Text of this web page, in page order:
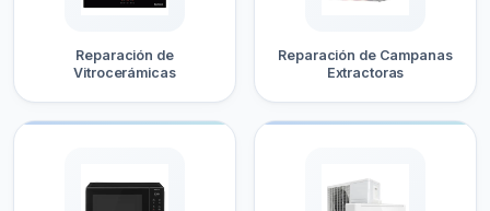
Reparación de
Vitrocerámicas
Reparación de Campanas
Extractoras